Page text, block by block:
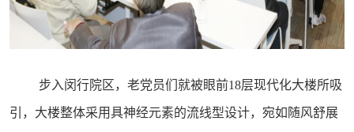
步入闵行院区，老党员们就被眼前18层现代化大楼所吸
引，大楼整体采用具神经元素的流线型设计，宛如随风舒展